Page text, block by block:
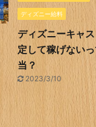
ディズニー給料
ディズニーキャ
定して稼げない
当？
2023/3/10